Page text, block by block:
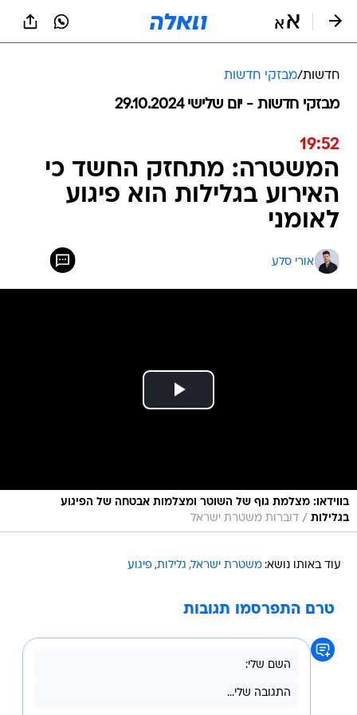
חדשות/מבזקי חדשות
מבזקי חדשות - יום שלישי 29.10.2024
19:52
המשטרה: מתחזק החשד כי
האירוע בגלילות הוא פיגוע
לאומני
אורי סלע
בווידאו: מצלמת גוף של השוטר ומצלמות אבטחה של הפיגוע
בגלילות / דוברות משטרת ישראל
עוד באותו נושא: משטרת ישראל גלילות פיגוע
טרם התפרסמו תגובות